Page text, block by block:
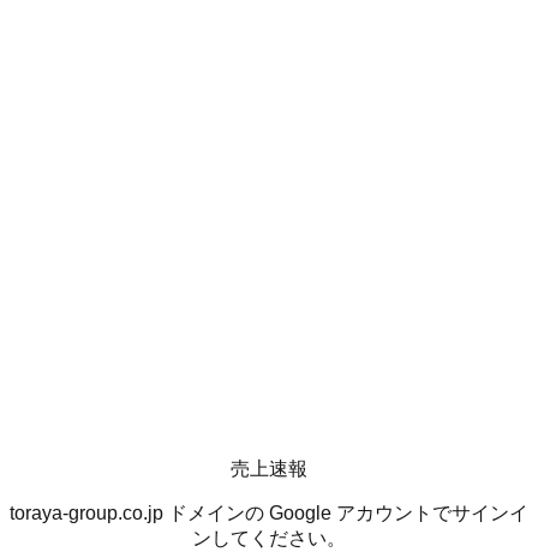
売上速報
toraya-group.co.jp ドメインの Google アカウントでサインイ
ンしてください。